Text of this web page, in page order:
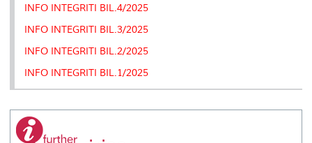
INFO INTEGRITI BIL.4/2025
INFO INTEGRITI BIL.3/2025
INFO INTEGRITI BIL.2/2025
INFO INTEGRITI BIL.1/2025